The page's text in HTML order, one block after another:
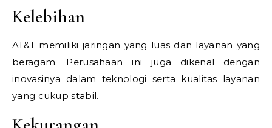
Kelebihan
AT&T memiliki jaringan yang luas dan layanan yang
beragam. Perusahaan ini juga dikenal dengan
inovasinya dalam teknologi serta kualitas layanan
yang cukup stabil.